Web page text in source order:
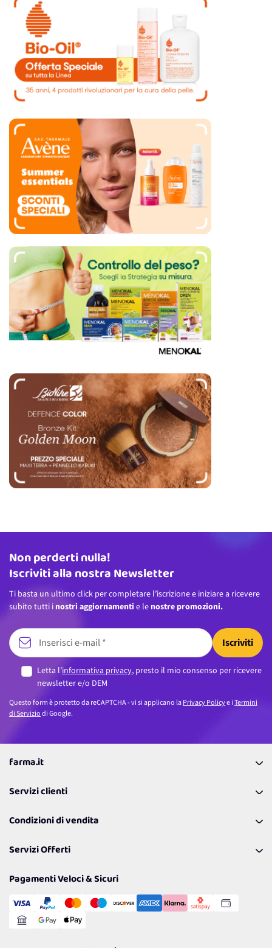
Indirizzo email
Non perderti nulla!
Iscriviti alla nostra Newsletter
Ti basta un ultimo click per completare l’iscrizione e iniziare a ricevere
subito tutti i nostri aggiornamenti e le nostre promozioni.
Iscriviti
Letta l’informativa privacy, presto il mio consenso per ricevere
newsletter e/o DEM
Questo form è protetto da reCAPTCHA - vi si applicano laPrivacy Policye iTermini
di Serviziodi Google.
farma.it
Coupon
Lavora con noi
Politiche per la parità di genere
Servizi clienti
Richiamami
Resi
Condizioni di vendita
Spedizioni
Cookie Policy
Gestisci Cookie
Servizi Offerti
Reso Facile e Veloce
Pagamenti Veloci & Sicuri